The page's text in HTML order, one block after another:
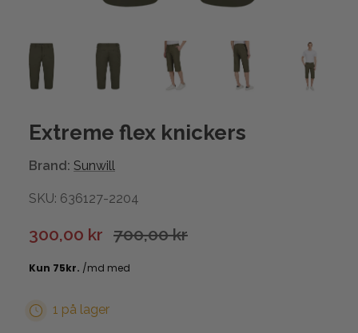
Extreme flex knickers
Brand: Sunwill
SKU: 636127-2204
300,00 kr 700,00 kr
1 på lager